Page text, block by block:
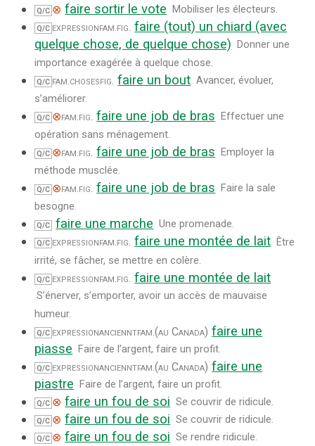
Q/C ⊗ faire sortir le vote Mobiliser les électeurs.
Q/C expressionfam. fig. faire (tout) un chiard (avec
quelque chose, de quelque chose) Donner une
importance exagérée à quelque chose.
Q/C fam.chosesfig. faire un bout Avancer, évoluer,
s’améliorer.
Q/C ⊗fam.fig. faire une job de bras Effectuer une
opération sans ménagement.
Q/C ⊗fam.fig. faire une job de bras Employer la
méthode musclée.
Q/C ⊗fam.fig. faire une job de bras
Faire la sale
besogne.
Q/C faire une marche Une promenade.
Q/C expressionfam.fig. faire une montée de lait Être
irrité, se fâcher, se mettre en colère.
Q/C expressionfam. fig. faire une montée de lait
S’énerver, s’emporter, avoir un accès de mauvaise
humeur.
Q/C expressionancienntfam.(au Canada) faire une
piasse Faire de l’argent, faire un profit.
Q/C expressionancienntfam.(au Canada) faire une
piastre Faire de l’argent, faire un profit.
Q/C ⊗ faire un fou de soi Se couvrir de ridicule.
Q/C ⊗ faire un fou de soi Se couvrir de ridicule.
Q/C ⊗ faire un fou de soi Se rendre ridicule.